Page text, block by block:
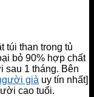
túi than trong tủ
bỏ 90% hợp chất
sau 1 tháng. Bên
già uy tín nhất]
cao tuổi.